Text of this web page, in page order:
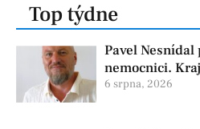
Top týdne
Pavel Nesnídal
nemocnici.
změnu ve vedení
6 srpna, 2026